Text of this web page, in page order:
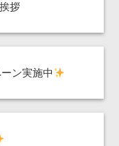
拶
ン実施中